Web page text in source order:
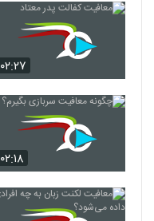
۰۲:۲۷
۰۲:۱۸